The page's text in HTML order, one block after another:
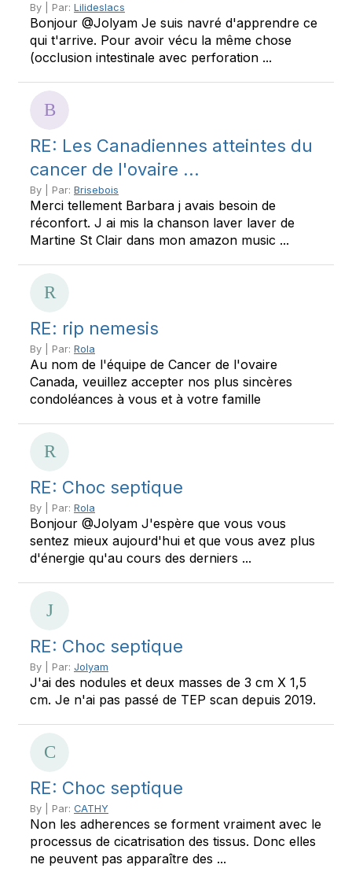
By | Par: Lilideslacs
Bonjour @Jolyam Je suis navré d'apprendre ce
qui t'arrive. Pour avoir vécu la même chose
(occlusion intestinale avec perforation ...
RE: Les Canadiennes atteintes du
cancer de l'ovaire ...
By | Par: Brisebois
Merci tellement Barbara j avais besoin de
réconfort. J ai mis la chanson laver laver de
Martine St Clair dans mon amazon music ...
RE: rip nemesis
By | Par: Rola
Au nom de l'équipe de Cancer de l'ovaire
Canada, veuillez accepter nos plus sincères
condoléances à vous et à votre famille
RE: Choc septique
By | Par: Rola
Bonjour @Jolyam J'espère que vous vous
sentez mieux aujourd'hui et que vous avez plus
d'énergie qu'au cours des derniers ...
RE: Choc septique
By | Par: Jolyam
J'ai des nodules et deux masses de 3 cm X 1,5
cm. Je n'ai pas passé de TEP scan depuis 2019.
RE: Choc septique
By | Par: CATHY
Non les adherences se forment vraiment avec le
processus de cicatrisation des tissus. Donc elles
ne peuvent pas apparaître des ...